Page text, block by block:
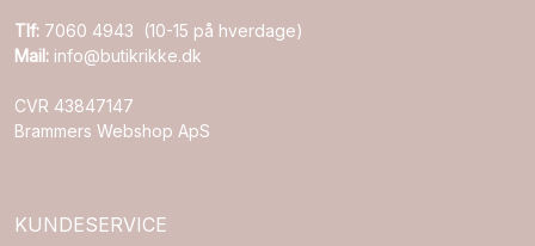
Tlf: 7060 4943 (10-15 på hverdage)
Mail: info@butikrikke.dk
CVR 43847147
Brammers Webshop ApS
KUNDESERVICE